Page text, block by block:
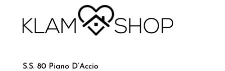
S.S. 80 Piano D’Accio